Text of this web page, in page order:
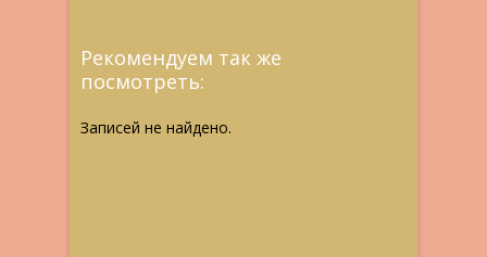
Рекомендуем так же
посмотреть:
Записей не найдено.